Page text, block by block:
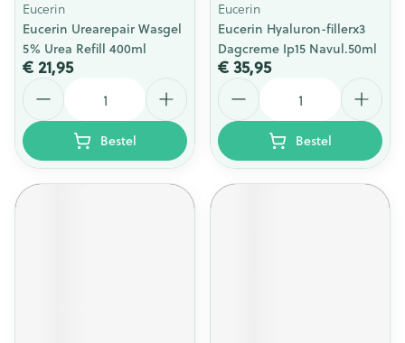
Eucerin
Eucerin Urearepair Wasgel
5% Urea Refill 400ml
€ 21,95
Bestel
Eucerin
Eucerin Hyaluron-fillerx3
Dagcreme Ip15 Navul.50ml
€ 35,95
Bestel